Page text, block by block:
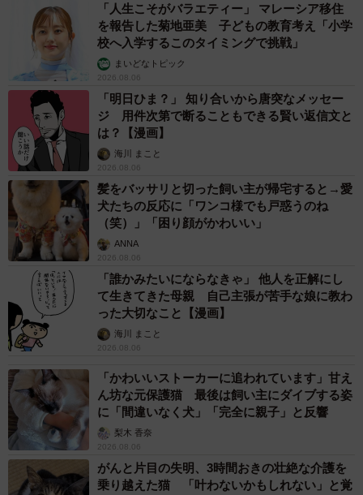
「人生こそがバラエティー」 マレーシア移住
を報告した菊地亜美 子どもの教育考え「小学
校へ入学するこのタイミングで挑戦」
まいどなトピック
2026.08.06
「明日ひま？」 知り合いから唐突なメッセー
ジ 用件次第で断ることもできる賢い返信文と
は？【漫画】
海川 まこと
2026.08.06
髪をバッサリと切った飼い主が帰宅すると→愛
犬たちの反応に「ワンコ様でも戸惑うのね
（笑）」「困り顔がかわいい」
ANNA
2026.08.06
「誰かみたいにならなきゃ」 他人を正解にし
て生きてきた母親 自己主張が苦手な娘に教わ
った大切なこと【漫画】
海川 まこと
2026.08.06
「かわいいストーカーに追われています」甘え
ん坊な元保護猫 最後は飼い主にダイブする姿
に「間違いなく犬」「完全に親子」と反響
梨木 香奈
2026.08.06
がんと片目の失明、3時間おきの壮絶な介護を
乗り越えた猫 「叶わないかもしれない」と覚